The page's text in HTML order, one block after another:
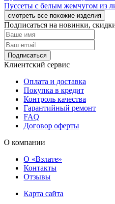
Пуссеты с белым жемчугом из
смотреть все похожие изделия
Подписаться на новинки,
Подписаться
Клиентский сервис
Оплата и доставка
Покупка в кредит
Контроль качества
Гарантийный ремонт
FAQ
Договор оферты
О компании
О «Взлате»
Контакты
Отзывы
Карта сайта